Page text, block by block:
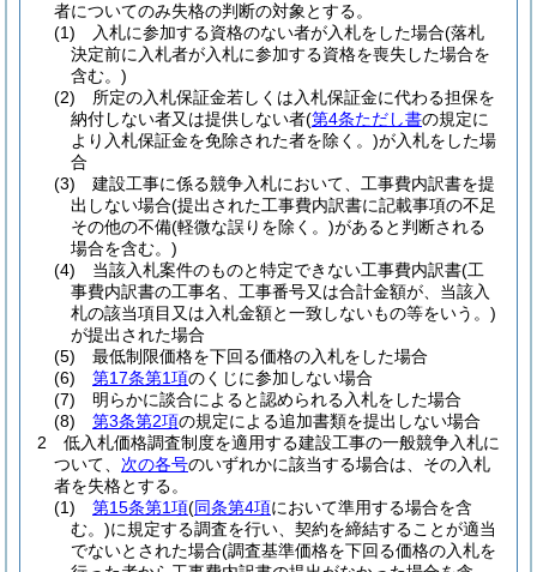
者についてのみ失格の判断の対象とする。
(1)
入札に参加する資格のない者が入札をした場合(落札
決定前に入札者が入札に参加する資格を喪失した場合を
含む。)
(2)
所定の入札保証金若しくは入札保証金に代わる担保を
納付しない者又は提供しない者(第4条ただし書の規定に
より入札保証金を免除された者を除く。)が入札をした場
合
(3)
建設工事に係る競争入札において、工事費内訳書を提
出しない場合(提出された工事費内訳書に記載事項の不足
その他の不備(軽微な誤りを除く。)があると判断される
場合を含む。)
(4)
当該入札案件のものと特定できない工事費内訳書(工
事費内訳書の工事名、工事番号又は合計金額が、当該入
札の該当項目又は入札金額と一致しないもの等をいう。)
が提出された場合
(5)
最低制限価格を下回る価格の入札をした場合
(6)
第17条第1項のくじに参加しない場合
(7)
明らかに談合によると認められる入札をした場合
(8)
第3条第2項の規定による追加書類を提出しない場合
2
低入札価格調査制度を適用する建設工事の一般競争入札に
ついて、 次の各号のいずれかに該当する場合は、その入札
者を失格とする。
(1)
第15条第1項(同条第4項において準用する場合を含
む。)に規定する調査を行い、契約を締結することが適当
でないとされた場合(調査基準価格を下回る価格の入札を